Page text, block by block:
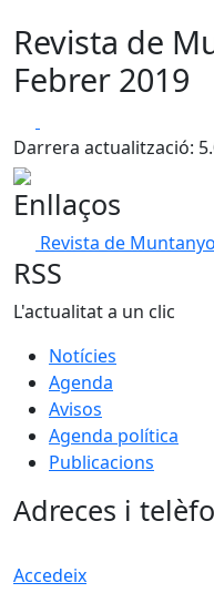
Revista de
Febrer 2019
Darrera actualització:
Enllaços
Revista de
RSS
L'actualitat a un clic
Notícies
Agenda
Avisos
Agenda política
Publicacions
Adreces i
Accedeix